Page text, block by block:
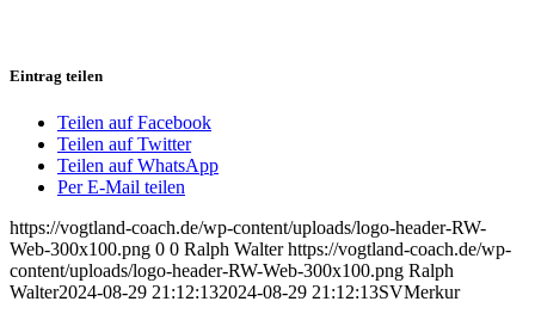
Eintrag teilen
Teilen auf Facebook
Teilen auf Twitter
Teilen auf WhatsApp
Per E-Mail teilen
https://vogtland-coach.de/wp-content/uploads/logo-header-RW-
Web-300x100.png 0 0 Ralph Walter https://vogtland-coach.de/wp-
content/uploads/logo-header-RW-Web-300x100.png Ralph
Walter2024-08-29 21:12:132024-08-29 21:12:13SVMerkur